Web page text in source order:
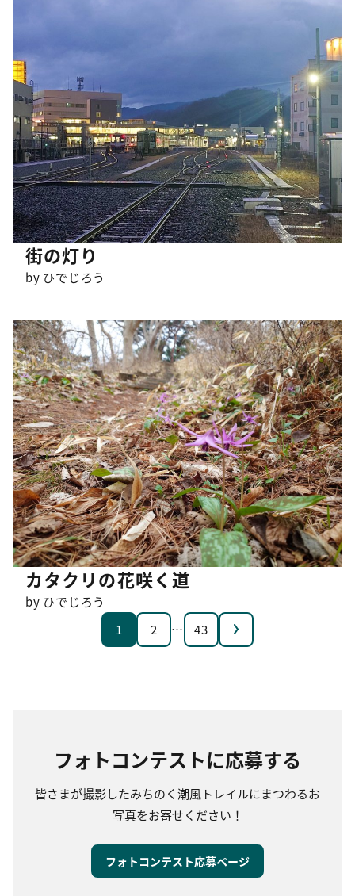
街の灯り
by ひでじろう
カタクリの花咲く道
by ひでじろう
1
2 … 43 次へ
フォトコンテストに応募する
皆さまが撮影したみちのく潮風トレイルにまつわるお
写真をお寄せください！
フォトコンテスト応募ページ